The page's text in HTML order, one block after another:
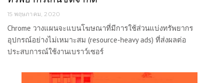
15 พฤษภาคม, 2020
Chrome วางแผนจะแบนโฆษณาที่มีการใช้ส่วนแบ่งทรัพยากร
อุปกรณ์อย่างไม่เหมาะสม (resource-heavy ads) ที่ส่งผลต่อ
ประสบการณ์ใช้งานเบราว์เซอร์